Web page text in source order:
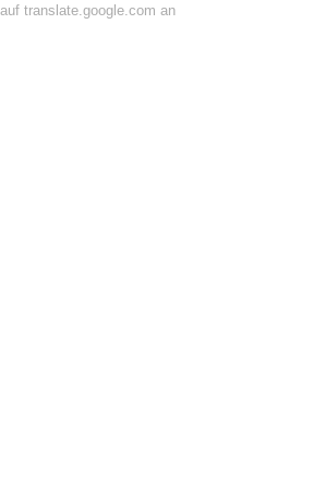
translate.google.com an